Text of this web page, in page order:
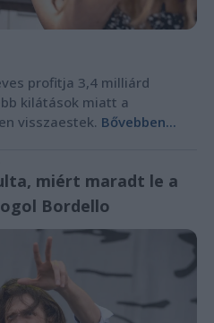
profitja 3,4 milliárd
kilátások miatt a
visszaestek. Bővebben...
miért maradt le a
Bordello